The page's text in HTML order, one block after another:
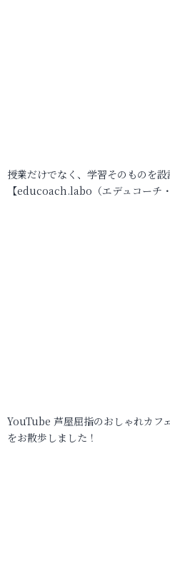
授業だけでなく、学習そのものを
【educoach.labo（エデュコーチ
YouTube 芦屋屈指のおしゃれカフ
をお散歩しました！